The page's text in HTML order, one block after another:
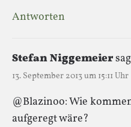
Antworten
Stefan Niggemeier
13. September 2013 um 15:11 Uhr
@Blazinoo: Wie
aufgeregt wäre?